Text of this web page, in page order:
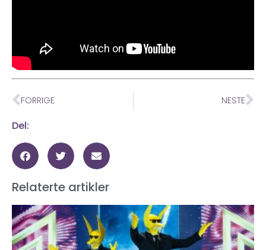
FORRIGE NESTE
Del:
Relaterte artikler